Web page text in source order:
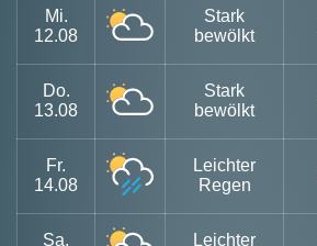
Mi.
12.08
Stark
bewölkt
Do.
13.08
Stark
bewölkt
Fr.
14.08
Leichter
Regen
Sa.
Leichter